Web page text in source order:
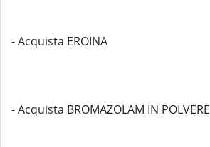
- Acquista EROINA
- Acquista BROMAZOLAM IN POLVERE